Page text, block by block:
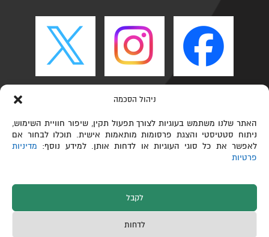
ניהול הסכמה
האתר שלנו משתמש בעוגיות לצורך תפעול תקין, שיפור חוויית השימוש,
ניתוח סטטיסטי והצגת פרסומות מותאמות אישית. תוכלו לבחור אם
לאפשר את כל סוגי העוגיות או לדחות אותן. למידע נוסף: מדיניות
פרטיות
לקבל
לדחות
טכניון – מכון טכנולוגי לישראל 2026